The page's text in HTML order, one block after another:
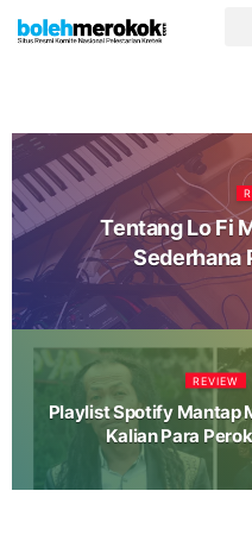
Tentang Lo Fi
Sederhana
REVIEW
Playlist Spotify Mantap
Kalian Para